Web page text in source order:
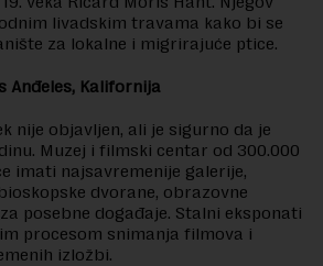
livadskim travama kako bi se
za lokalne i migrirajuće ptice.
Anđeles, Kalifornija
nije objavljen, ali je sigurno da je
Muzej i filmski centar od 300.000
imati najsavremenije galerije,
dvorane, obrazovne
posebne događaje. Stalni eksponati
procesom snimanja filmova i
izložbi.